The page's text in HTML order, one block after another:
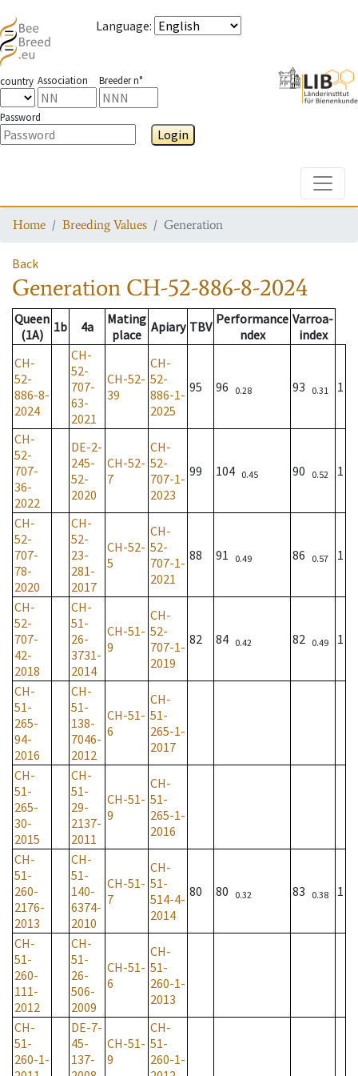
Language:
country Association Breeder n°
Password
Login
Home Breeding Values Generation
Back
Generation CH-52-886-8-2024
Queen
(1A)
1b 4a
Mating
place Apiary TBV Performance
ndex
Varroa-
index
CH-
52-
886-8-
2024
CH-
52-
707-
63-
2021
CH-52-
39
CH-
52-
886-1-
2025
95 96 0.28 93 0.31 1
CH-
52-
707-
36-
2022
DE-2-
245-
52-
2020
CH-52-
7
CH-
52-
707-1-
2023
99 104 0.45 90 0.52 1
CH-
52-
707-
78-
2020
CH-
52-
23-
281-
2017
CH-52-
5
CH-
52-
707-1-
2021
88 91 0.49 86 0.57 1
CH-
52-
707-
42-
2018
CH-
51-
26-
3731-
2014
CH-51-
9
CH-
52-
707-1-
2019
82 84 0.42 82 0.49 1
CH-
51-
265-
94-
2016
CH-
51-
138-
7046-
2012
CH-51-
6
CH-
51-
265-1-
2017
CH-
51-
265-
30-
2015
CH-
51-
29-
2137-
2011
CH-51-
9
CH-
51-
265-1-
2016
CH-
51-
260-
2176-
2013
CH-
51-
140-
6374-
2010
CH-51-
7
CH-
51-
514-4-
2014
80 80 0.32 83 0.38 1
CH-
51-
260-
111-
2012
CH-
51-
26-
506-
2009
CH-51-
6
CH-
51-
260-1-
2013
CH-
51-
260-1-
DE-7-
45-
137-
CH-51-
9
CH-
51-
260-1-